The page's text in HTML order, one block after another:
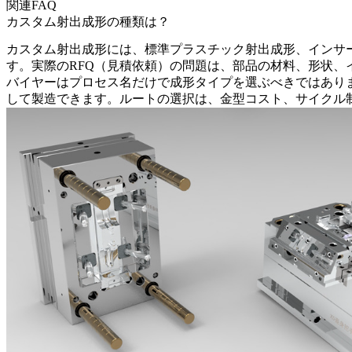
関連FAQ
カスタム射出成形の種類は？
カスタム射出成形には、標準プラスチック射出成形、イン
す。実際のRFQ（見積依頼）の問題は、部品の材料、形状
バイヤーはプロセス名だけで成形タイプを選ぶべきではあ
して製造できます。ルートの選択は、金型コスト、サイク